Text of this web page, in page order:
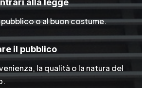
alla legge
o al buon costume.
il pubblico
la qualità o la natura del